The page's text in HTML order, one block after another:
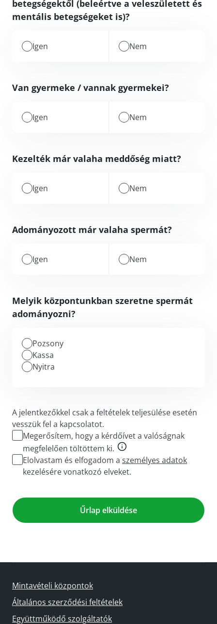
betegségektől (beleértve a veleszületett és
mentális betegségeket is)?
Igen Nem
Van gyermeke / vannak gyermekei?
Igen Nem
Kezelték már valaha meddőség miatt?
Igen Nem
Adományozott már valaha spermát?
Igen Nem
Melyik központunkban szeretne spermát
adományozni?
Pozsony
Kassa
Nyitra
A jelentkezőkkel csak a feltételek teljesülése esetén
vesszük fel a kapcsolatot.
Megerősítem, hogy a kérdőívet a valóságnak
megfelelően töltöttem ki.
Elolvastam és elfogadom a személyes adatok
kezelésére vonatkozó elveket.
Mintavételi központok
Általános szerződési feltételek
Együttműködő szolgáltatók